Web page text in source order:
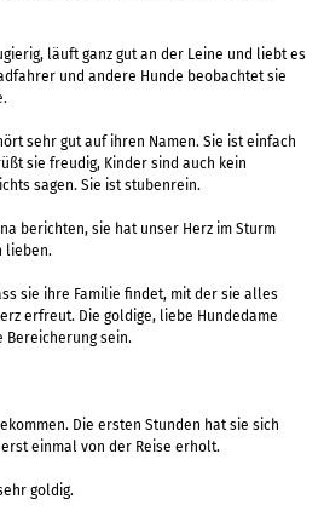
läuft ganz gut an der Leine und liebt es
und andere Hunde beobachtet sie
sehr gut auf ihren Namen. Sie ist einfach
sie freudig, Kinder sind auch kein
sagen. Sie ist stubenrein.
berichten, sie hat unser Herz im Sturm
lieben.
sie ihre Familie findet, mit der sie alles
erfreut. Die goldige, liebe Hundedame
Bereicherung sein.
Die ersten Stunden hat sie sich
einmal von der Reise erholt.
goldig.